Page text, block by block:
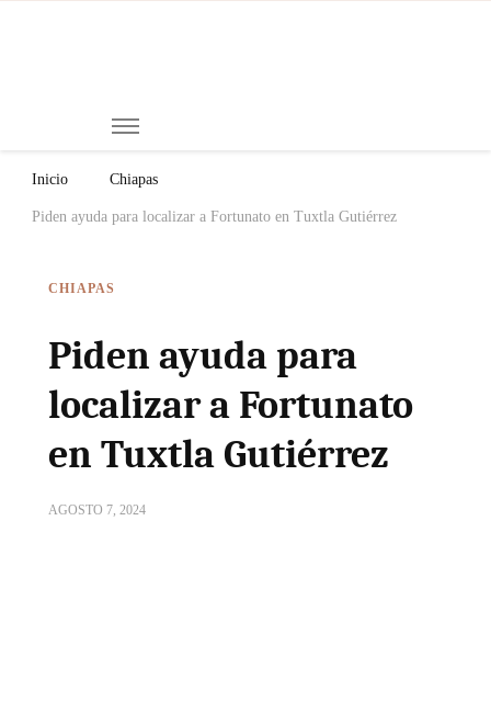
Inicio Chiapas
Piden ayuda para localizar a Fortunato en Tuxtla Gutiérrez
CHIAPAS
Piden ayuda para
localizar a Fortunato
en Tuxtla Gutiérrez
AGOSTO 7, 2024